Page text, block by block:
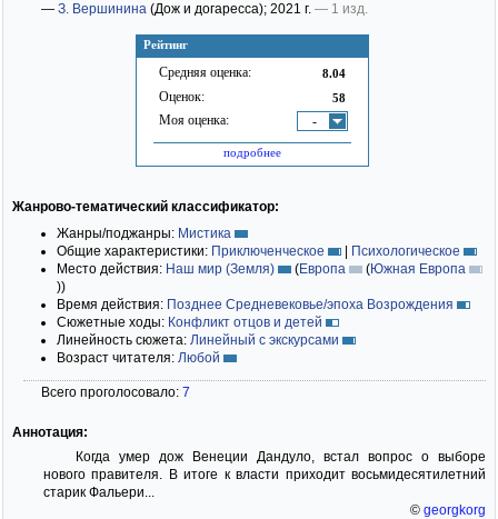
Рейтинг
Средняя оценка: 8.04
Оценок: 58
Моя оценка: -
подробнее
— З. Вершинина (Дож и догаресса); 2021 г. — 1 изд.
Жанрово-тематический классификатор:
Жанры/поджанры: Мистика
Общие характеристики: Приключенческое | Психологическое
Место действия: Наш мир (Земля) (Европа (Южная Европа
))
Время действия: Позднее Средневековье/эпоха Возрождения
Сюжетные ходы: Конфликт отцов и детей
Линейность сюжета: Линейный с экскурсами
Возраст читателя: Любой
Всего проголосовало: 7
Аннотация:
Когда умер дож Венеции Дандуло, встал вопрос о выборе
нового правителя. В итоге к власти приходит восьмидесятилетний
старик Фальери...
© georgkorg